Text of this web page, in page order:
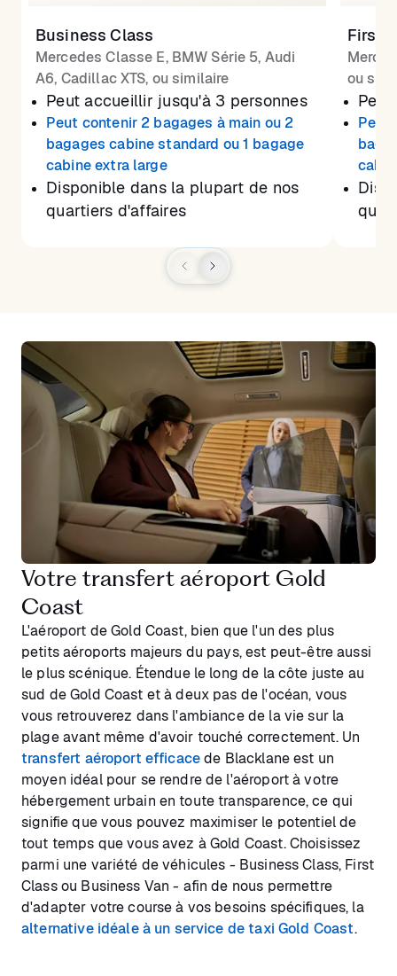
Business Class
Mercedes Classe E, BMW Série 5, Audi
A6, Cadillac XTS, ou similaire
Peut accueillir jusqu'à 3 personnes
Peut contenir 2 bagages à main ou 2
bagages cabine standard ou 1 bagage
cabine extra large
Disponible dans la plupart de nos
quartiers d'affaires
First
ou
Peut
Votre transfert aéroport Gold
Coast
L'aéroport de Gold Coast, bien que l'un des plus
petits aéroports majeurs du pays, est peut-être aussi
le plus scénique. Étendue le long de la côte juste au
sud de Gold Coast et à deux pas de l'océan, vous
vous retrouverez dans l'ambiance de la vie sur la
plage avant même d'avoir touché correctement. Un
transfert aéroport efficacede Blacklane est un
moyen idéal pour se rendre de l'aéroport à votre
hébergement urbain en toute transparence, ce qui
signifie que vous pouvez maximiser le potentiel de
tout temps que vous avez à Gold Coast. Choisissez
parmi une variété de véhicules - Business Class, First
Class ou Business Van - afin de nous permettre
d'adapter votre course à vos besoins spécifiques, la
alternative idéale à un service de taxi Gold Coast.